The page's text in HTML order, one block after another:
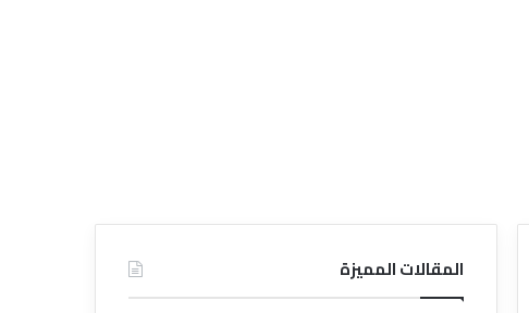
المقالات المميزة